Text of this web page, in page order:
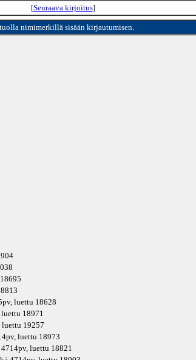
[Seuraava kirjoitus]
nimimerkillä sisään kirjautumisen.
, luettu 18628
luettu 18971
luettu 19257
, luettu 18973
4714pv, luettu 18821